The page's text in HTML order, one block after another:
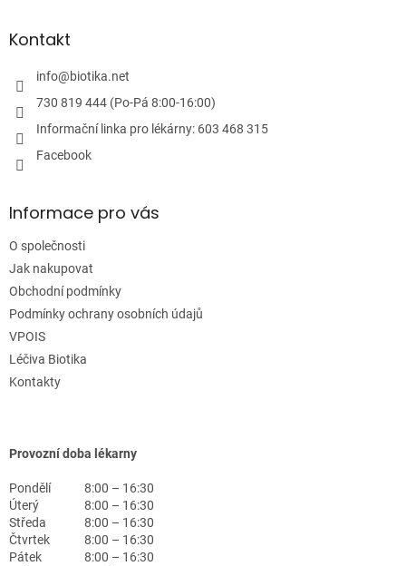
aKontakt
info@biotika.net
730 819 444 (Po-Pá 8:00-16:00)
Informační linka pro lékárny: 603 468 315
Facebook
Informace pro vás
O společnosti
Jak nakupovat
Obchodní podmínky
Podmínky ochrany osobních údajů
VPOIS
Léčiva Biotika
Kontakty
Provozní doba lékarny
Pondělí
8:00 – 16:30
Úterý
8:00 – 16:30
Středa
8:00 – 16:30
Čtvrtek
8:00 – 16:30
Pátek
8:00 – 16:30